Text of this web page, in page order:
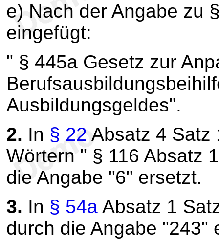
e) Nach der Angabe zu
eingefügt:
" § 445a Gesetz zur
Ausbildungsgeldes".
2. In § 22 Absatz 4 Satz
Wörtern " § 116 Absatz
die Angabe "6" ersetzt.
3. In § 54a Absatz 1
durch die Angabe "243"